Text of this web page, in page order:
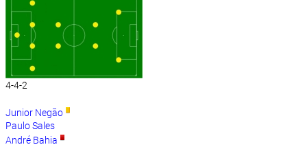
4-4-2
Junior Negão
Paulo Sales
André Bahia